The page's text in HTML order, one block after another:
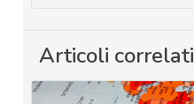
Articoli correlati